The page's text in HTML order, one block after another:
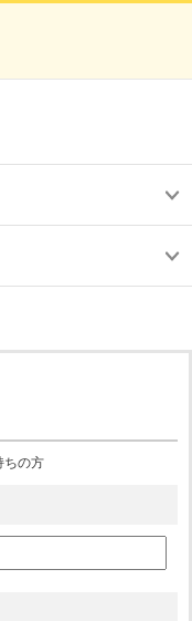
ちの方